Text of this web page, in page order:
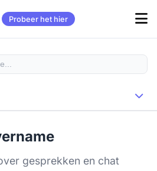
Probeer het hier
gesprekken en chat